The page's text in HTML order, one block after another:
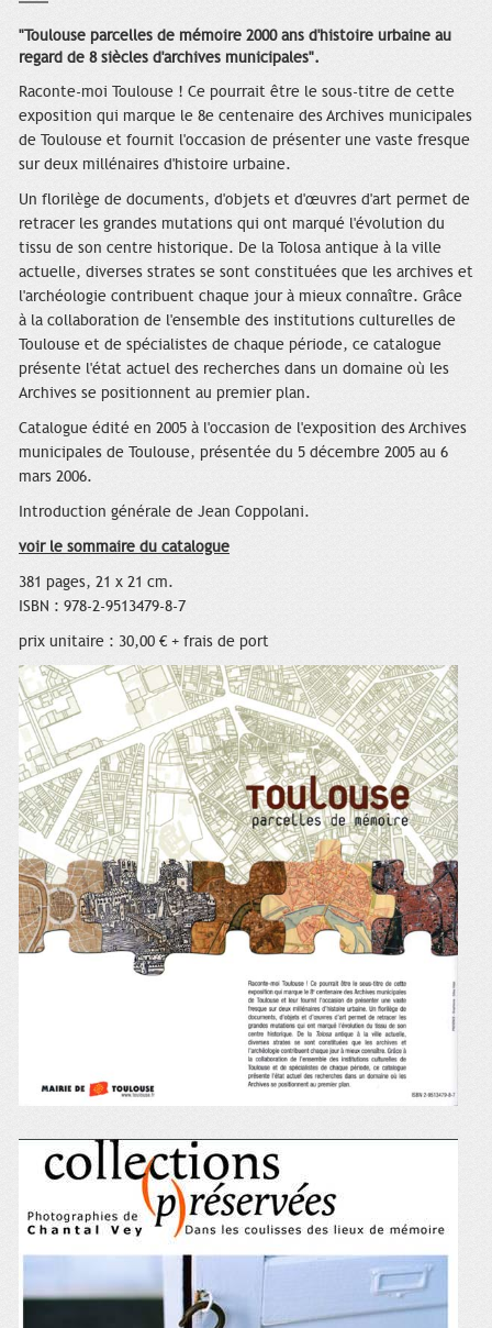
"Toulouse parcelles de mémoire 2000 ans d'histoire urbaine au
regard de 8 siècles d'archives municipales".
Raconte-moi Toulouse ! Ce pourrait être le sous-titre de cette
exposition qui marque le 8e centenaire des Archives municipales
de Toulouse et fournit l'occasion de présenter une vaste fresque
sur deux millénaires d'histoire urbaine.
Un florilège de documents, d'objets et d'œuvres d'art permet de
retracer les grandes mutations qui ont marqué l'évolution du
tissu de son centre historique. De la Tolosa antique à la ville
actuelle, diverses strates se sont constituées que les archives et
l'archéologie contribuent chaque jour à mieux connaître. Grâce
à la collaboration de l'ensemble des institutions culturelles de
Toulouse et de spécialistes de chaque période, ce catalogue
présente l'état actuel des recherches dans un domaine où les
Archives se positionnent au premier plan.
Catalogue édité en 2005 à l'occasion de l'exposition des Archives
municipales de Toulouse, présentée du 5 décembre 2005 au 6
mars 2006.
Introduction générale de Jean Coppolani.
voir le sommaire du catalogue
381 pages, 21 x 21 cm.
ISBN : 978-2-9513479-8-7
prix unitaire : 30,00 € + frais de port